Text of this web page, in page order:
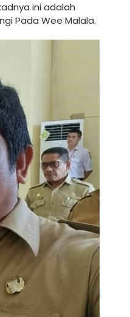
ini adalah
Pada Wee Malala.